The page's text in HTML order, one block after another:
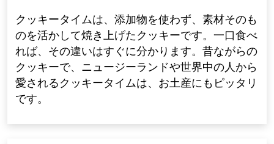
クッキータイムは、添加物を使わず、素材そのも
のを活かして焼き上げたクッキーです。一口食べ
れば、その違いはすぐに分かります。昔ながらの
クッキーで、ニュージーランドや世界中の人から
愛されるクッキータイムは、お土産にもピッタリ
です。